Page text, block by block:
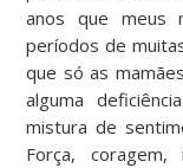
anos que meus
períodos de
que só as
alguma
mistura de
Força,